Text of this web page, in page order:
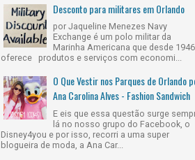
Desconto para militares em Orlando
por Jaqueline Menezes Navy
Exchange é um polo militar da
Marinha Americana que desde 1946
oferece produtos e serviços com economi...
O Que Vestir nos Parques de Orlando
Ana Carolina Alves - Fashion Sandwich
E eis que essa questão surge
lá no nosso grupo do Facebook, o
Disney4you e por isso, recorri a uma super
blogueira de moda, a Ana Car...